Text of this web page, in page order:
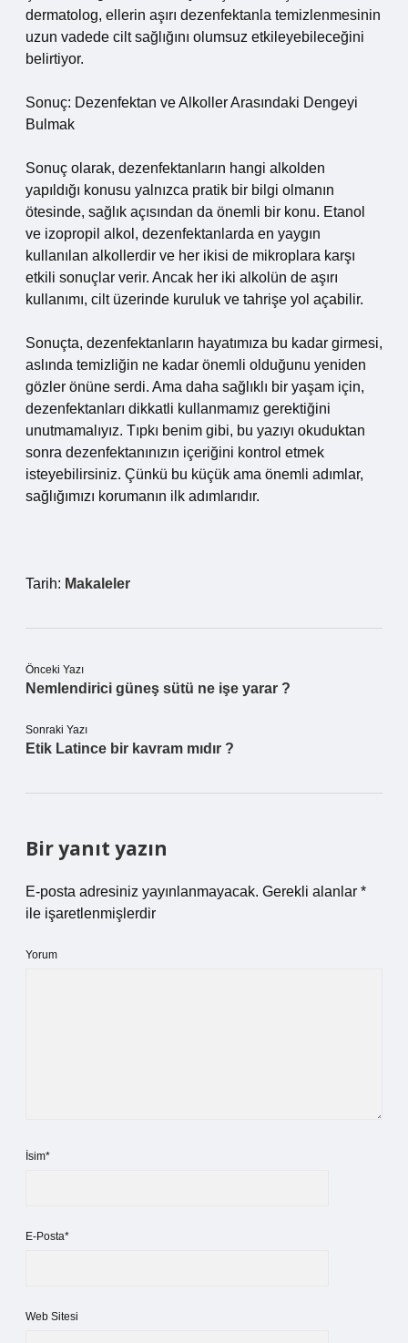
dermatolog, ellerin aşırı dezenfektanla temizlenmesinin
uzun vadede cilt sağlığını olumsuz etkileyebileceğini
belirtiyor.
Sonuç: Dezenfektan ve Alkoller Arasındaki Dengeyi
Bulmak
Sonuç olarak, dezenfektanların hangi alkolden
yapıldığı konusu yalnızca pratik bir bilgi olmanın
ötesinde, sağlık açısından da önemli bir konu. Etanol
ve izopropil alkol, dezenfektanlarda en yaygın
kullanılan alkollerdir ve her ikisi de mikroplara karşı
etkili sonuçlar verir. Ancak her iki alkolün de aşırı
kullanımı, cilt üzerinde kuruluk ve tahrişe yol açabilir.
Sonuçta, dezenfektanların hayatımıza bu kadar girmesi,
aslında temizliğin ne kadar önemli olduğunu yeniden
gözler önüne serdi. Ama daha sağlıklı bir yaşam için,
dezenfektanları dikkatli kullanmamız gerektiğini
unutmamalıyız. Tıpkı benim gibi, bu yazıyı okuduktan
sonra dezenfektanınızın içeriğini kontrol etmek
isteyebilirsiniz. Çünkü bu küçük ama önemli adımlar,
sağlığımızı korumanın ilk adımlarıdır.
Tarih: Makaleler
Önceki Yazı
Nemlendirici güneş sütü ne işe yarar ?
Sonraki Yazı
Etik Latince bir kavram mıdır ?
Bir yanıt yazın
E-posta adresiniz yayınlanmayacak. Gerekli alanlar *
ile işaretlenmişlerdir
Yorum
İsim*
E-Posta*
Web Sitesi